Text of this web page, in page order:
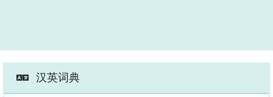
汉英词典